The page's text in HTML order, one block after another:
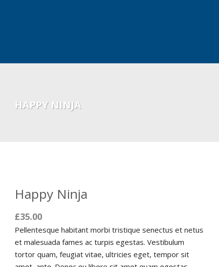
HAPPY NINJA
Happy Ninja
£35.00
Pellentesque habitant morbi tristique senectus et netus
et malesuada fames ac turpis egestas. Vestibulum
tortor quam, feugiat vitae, ultricies eget, tempor sit